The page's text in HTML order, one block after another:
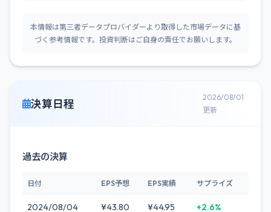
本情報は第三者データプロバイダーより取得した市場データに基
づく参考情報です。投資判断はご自身の責任でお願いします。
決算日程
2026/08/01
更新
過去の決算
日付 EPS予想 EPS実績 サプライズ
2024/08/04 ¥43.80 ¥44.95 +2.6%